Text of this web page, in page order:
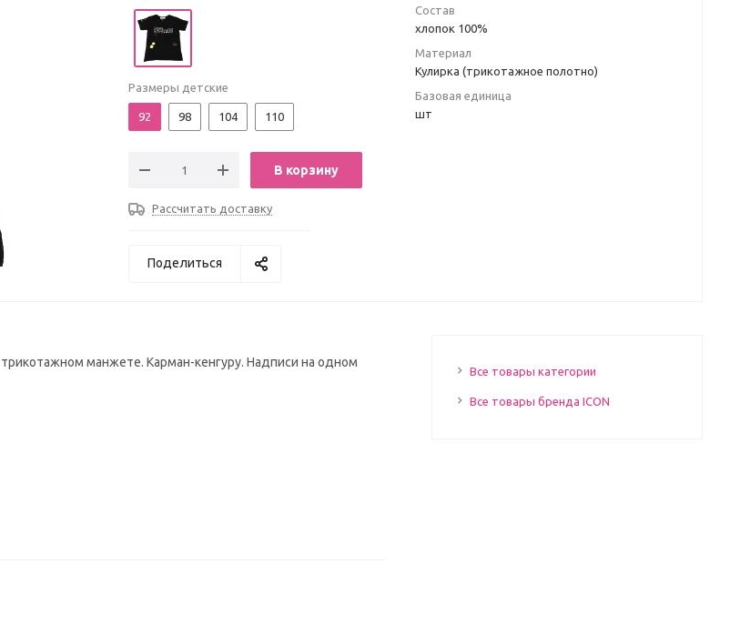
Размеры детские
92 98 104 110
В корзину
Рассчитать доставку
Состав
хлопок 100%
Материал
Кулирка (трикотажное полотно)
Базовая единица
шт
Поделиться
манжете. Карман-кенгуру. Надписи на одном
Все товары категории
Все товары бренда ICON